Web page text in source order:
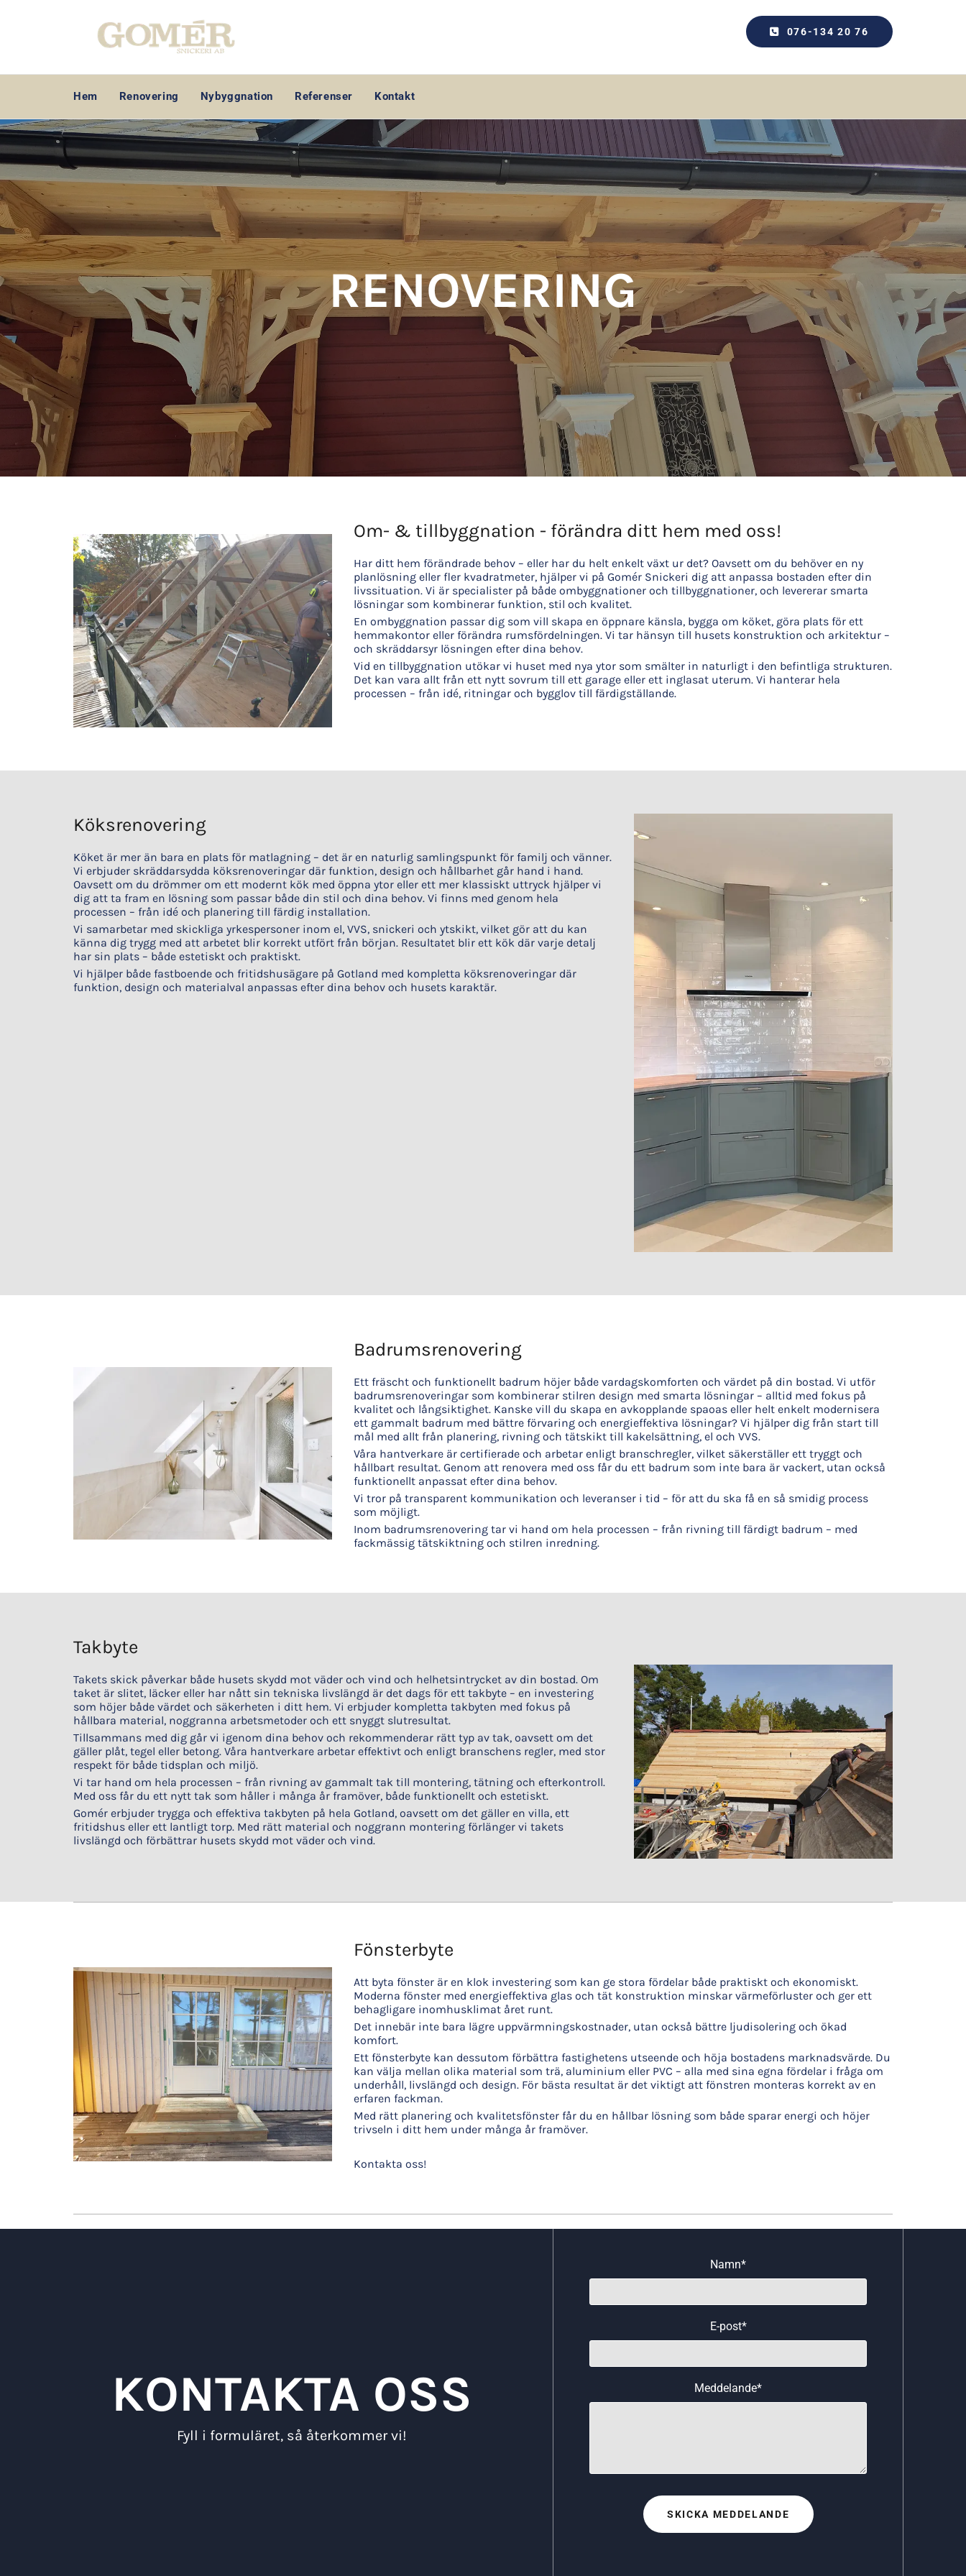
076-134 20 76
Hem Renovering Nybyggnation Referenser Kontakt
RENOVERING
Om- & tillbyggnation - förändra ditt hem med oss!
Har ditt hem förändrade behov – eller har du helt enkelt växt ur det? Oavsett om du behöver en ny
planlösning eller fler kvadratmeter, hjälper vi på Gomér Snickeri dig att anpassa bostaden efter din
livssituation. Vi är specialister på både ombyggnationer och tillbyggnationer, och levererar smarta
lösningar som kombinerar funktion, stil och kvalitet.
En ombyggnation passar dig som vill skapa en öppnare känsla, bygga om köket, göra plats för ett
hemmakontor eller förändra rumsfördelningen. Vi tar hänsyn till husets konstruktion och arkitektur –
och skräddarsyr lösningen efter dina behov.
Vid en tillbyggnation utökar vi huset med nya ytor som smälter in naturligt i den befintliga strukturen.
Det kan vara allt från ett nytt sovrum till ett garage eller ett inglasat uterum. Vi hanterar hela
processen – från idé, ritningar och bygglov till färdigställande.
Köksrenovering
Köket är mer än bara en plats för matlagning – det är en naturlig samlingspunkt för familj och vänner.
Vi erbjuder skräddarsydda köksrenoveringar där funktion, design och hållbarhet går hand i hand.
Oavsett om du drömmer om ett modernt kök med öppna ytor eller ett mer klassiskt uttryck hjälper vi
dig att ta fram en lösning som passar både din stil och dina behov. Vi finns med genom hela
processen – från idé och planering till färdig installation.
Vi samarbetar med skickliga yrkespersoner inom el, VVS, snickeri och ytskikt, vilket gör att du kan
känna dig trygg med att arbetet blir korrekt utfört från början. Resultatet blir ett kök där varje detalj
har sin plats – både estetiskt och praktiskt.
Vi hjälper både fastboende och fritidshusägare på Gotland med kompletta köksrenoveringar där
funktion, design och materialval anpassas efter dina behov och husets karaktär.
Badrumsrenovering
Ett fräscht och funktionellt badrum höjer både vardagskomforten och värdet på din bostad. Vi utför
badrumsrenoveringar som kombinerar stilren design med smarta lösningar – alltid med fokus på
kvalitet och långsiktighet. Kanske vill du skapa en avkopplande spaoas eller helt enkelt modernisera
ett gammalt badrum med bättre förvaring och energieffektiva lösningar? Vi hjälper dig från start till
mål med allt från planering, rivning och tätskikt till kakelsättning, el och VVS.
Våra hantverkare är certifierade och arbetar enligt branschregler, vilket säkerställer ett tryggt och
hållbart resultat. Genom att renovera med oss får du ett badrum som inte bara är vackert, utan också
funktionellt anpassat efter dina behov.
Vi tror på transparent kommunikation och leveranser i tid – för att du ska få en så smidig process
som möjligt.
Inom badrumsrenovering tar vi hand om hela processen – från rivning till färdigt badrum – med
fackmässig tätskiktning och stilren inredning.
Takbyte
Takets skick påverkar både husets skydd mot väder och vind och helhetsintrycket av din bostad. Om
taket är slitet, läcker eller har nått sin tekniska livslängd är det dags för ett takbyte – en investering
som höjer både värdet och säkerheten i ditt hem. Vi erbjuder kompletta takbyten med fokus på
hållbara material, noggranna arbetsmetoder och ett snyggt slutresultat.
Tillsammans med dig går vi igenom dina behov och rekommenderar rätt typ av tak, oavsett om det
gäller plåt, tegel eller betong. Våra hantverkare arbetar effektivt och enligt branschens regler, med stor
respekt för både tidsplan och miljö.
Vi tar hand om hela processen – från rivning av gammalt tak till montering, tätning och efterkontroll.
Med oss får du ett nytt tak som håller i många år framöver, både funktionellt och estetiskt.
Gomér erbjuder trygga och effektiva takbyten på hela Gotland, oavsett om det gäller en villa, ett
fritidshus eller ett lantligt torp. Med rätt material och noggrann montering förlänger vi takets
livslängd och förbättrar husets skydd mot väder och vind.
Fönsterbyte
Att byta fönster är en klok investering som kan ge stora fördelar både praktiskt och ekonomiskt.
Moderna fönster med energieffektiva glas och tät konstruktion minskar värmeförluster och ger ett
behagligare inomhusklimat året runt.
Det innebär inte bara lägre uppvärmningskostnader, utan också bättre ljudisolering och ökad
komfort.
Ett fönsterbyte kan dessutom förbättra fastighetens utseende och höja bostadens marknadsvärde. Du
kan välja mellan olika material som trä, aluminium eller PVC – alla med sina egna fördelar i fråga om
underhåll, livslängd och design. För bästa resultat är det viktigt att fönstren monteras korrekt av en
erfaren fackman.
Med rätt planering och kvalitetsfönster får du en hållbar lösning som både sparar energi och höjer
trivseln i ditt hem under många år framöver.
Kontakta oss!
KONTAKTA OSS
Fyll i formuläret, så återkommer vi!
Namn*
E-post*
Meddelande*